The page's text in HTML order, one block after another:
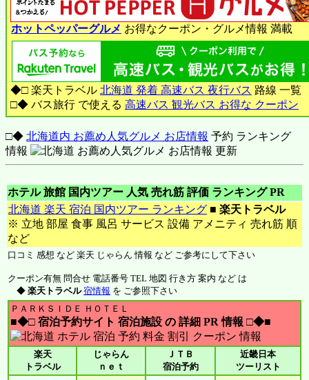
ホットペッパーグルメ お得なクーポン・グルメ情報 満載
◆□ 楽天トラベル 北海道 発着 高速バス 夜行バス 路線 一覧
□◆ バス旅行 で使える 高速バス 観光バス お得な クーポン
□◆ 北海道内 お薦め人気グルメ お店情報 予約 ランキング
情報
ホテル 旅館 国内ツアー 人気 売れ筋 評価 ランキング PR
北海道 楽天 宿泊 国内ツアー ランキング ■ 楽天トラベル
※ 立地 部屋 食事 風呂 サービス 設備 アメニティ 売れ筋 順
など
口コミ 感想 など 楽天 じゃらん 情報 など ご参考にして下さい
クーポン有無 問合せ 電話番号 TEL 地図 行き方 案内 など は
◆ 楽天トラベル 宿情報 を ご参照下さい
ＰＡＲＫＳＩＤＥ ＨＯＴＥＬ
■◆□ 宿泊予約サイト 宿泊施設 の 詳細 PR 情報 □◆■
楽天
トラベル
じゃらん
ｎｅｔ
ＪＴＢ
宿泊予約
近畿日本
ツーリスト